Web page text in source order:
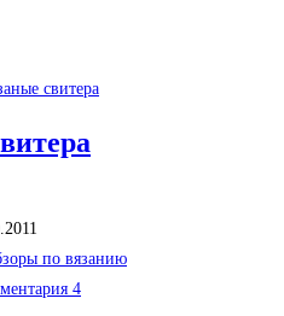
по вязанию
4